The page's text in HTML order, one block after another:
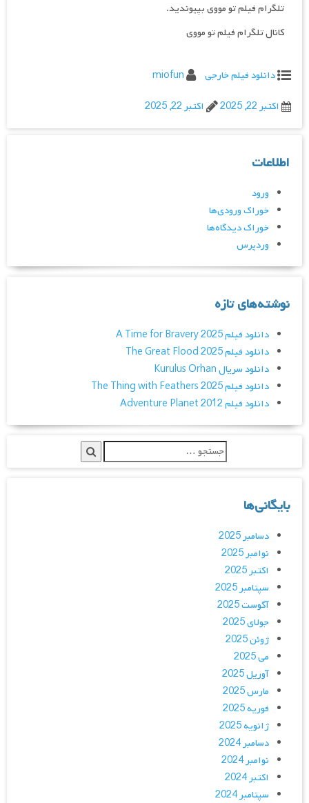
تلگرام فیلم تو مووی بپیوندید.
کانال تلگرام فیلم تو مووی
دانلود فیلم خارجی
miofun
اکتبر 22, 2025
اکتبر 22, 2025
اطلاعات
ورود
خوراک ورودی‌ها
خوراک دیدگاه‌ها
وردپرس
نوشته‌های تازه
دانلود فیلم A Time for Bravery 2025
دانلود فیلم The Great Flood 2025
دانلود سریال Kurulus Orhan
دانلود فیلم The Thing with Feathers 2025
دانلود فیلم Adventure Planet 2012
بایگانی‌ها
دسامبر 2025
نوامبر 2025
اکتبر 2025
سپتامبر 2025
آگوست 2025
جولای 2025
ژوئن 2025
می 2025
آوریل 2025
مارس 2025
فوریه 2025
ژانویه 2025
دسامبر 2024
نوامبر 2024
اکتبر 2024
سپتامبر 2024